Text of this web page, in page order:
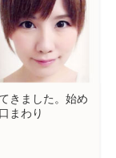
きました。始め
まわり